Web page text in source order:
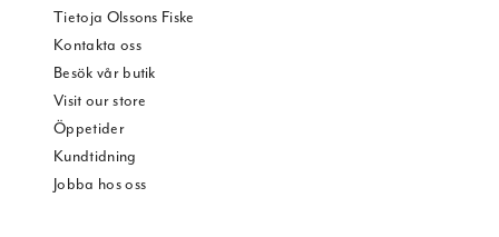
Tietoja Olssons Fiske
Kontakta oss
Besök vår butik
Visit our store
Öppetider
Kundtidning
Jobba hos oss